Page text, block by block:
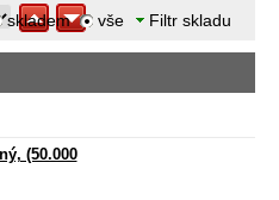
Filtr skladu
skladem vše
(50.000